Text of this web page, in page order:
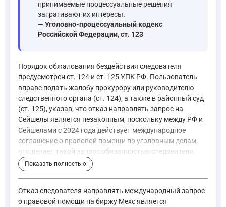
принимаемые процессуальные решения
затрагивают их интересы.
—Уголовно-процессуальный кодекс
Российской Федерации, ст. 123
Порядок обжалования бездействия следователя
предусмотрен ст. 124 и ст. 125 УПК РФ. Пользователь
вправе подать жалобу прокурору или руководителю
следственного органа (ст. 124), а также в районный суд
(ст. 125), указав, что отказ направлять запрос на
Сейшелы является незаконным, поскольку между РФ и
Сейшелами с 2024 года действует международное
соглашение о правовой помощи по уголовным делам,
что делает такой запрос обязанностью следователя.
Статья 124 УПК РФ устанавливает порядок рассмотрения
—Уголовно-процессуальный кодекс Российской
Показать полностью
Отказ следователя направлять международный запрос
о правовой помощи на биржу Mexc является